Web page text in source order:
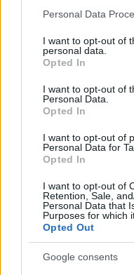
Please note that this
not limited to your visit
grant or deny consent
use your data for below
consent section.
Personal Data
I want to opt-out of
personal data.
Opted In
I want to opt-out of
Personal Data.
Opted In
I want to opt-out of
Personal Data for
Opted In
I want to opt-out of
Retention, Sale,
Personal Data that
Purposes for which
Opted Out
Google consents
ΤΟ